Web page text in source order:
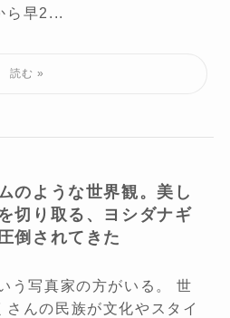
ら早2...
のような世界観。美し
切り取る、ヨシダナギ
倒されてきた
写真家の方がいる。 世
んの民族が文化やスタイ